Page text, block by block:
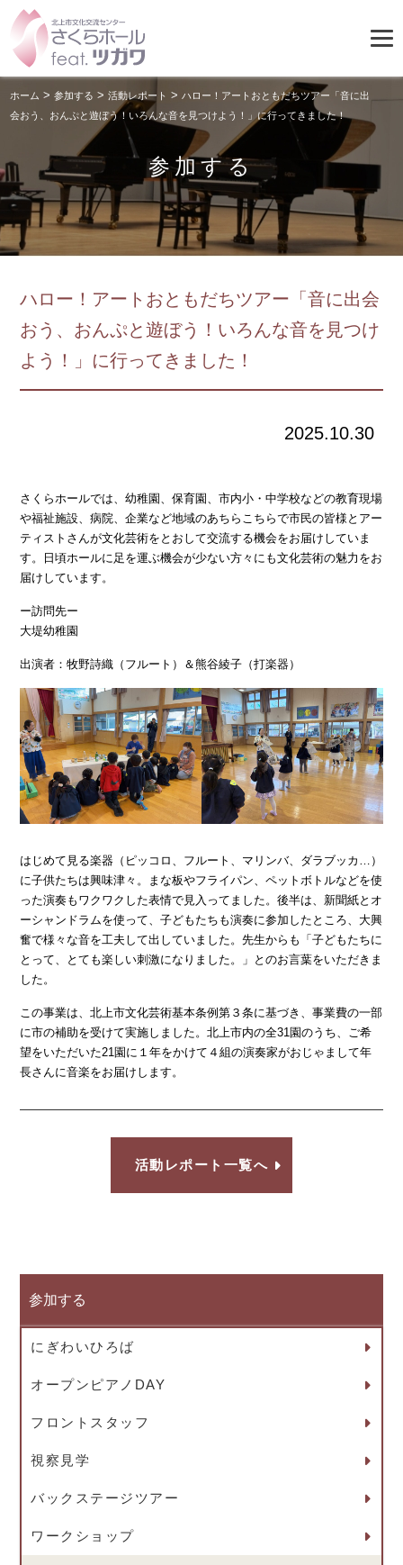
参加する
ホーム >参加する >活動レポート >ハロー！アートおともだちツアー「音に出
会おう、おんぷと遊ぼう！いろんな音を見つけよう！」に行ってきました！
参加する
にぎわいひろば
オープンピアノDAY
フロントスタッフ
視察見学
バックステージツアー
ワークショップ
ハロー！アートおともだちツアー「音に出会
おう、おんぷと遊ぼう！いろんな音を見つけ
よう！」に行ってきました！
2025.10.30
さくらホールでは、幼稚園、保育園、市内小・中学校などの教育現場
や福祉施設、病院、企業など地域のあちらこちらで市民の皆様とアー
ティストさんが文化芸術をとおして交流する機会をお届けしていま
す。日頃ホールに足を運ぶ機会が少ない方々にも文化芸術の魅力をお
届けしています。
ー訪問先ー
大堤幼稚園
出演者：牧野詩織（フルート）＆熊谷綾子（打楽器）
はじめて見る楽器（ピッコロ、フルート、マリンバ、ダラブッカ…）
に子供たちは興味津々。まな板やフライパン、ペットボトルなどを使
った演奏もワクワクした表情で見入ってました。後半は、新聞紙とオ
ーシャンドラムを使って、子どもたちも演奏に参加したところ、大興
奮で様々な音を工夫して出していました。先生からも「子どもたちに
とって、とても楽しい刺激になりました。」とのお言葉をいただきま
した。
この事業は、北上市文化芸術基本条例第３条に基づき、事業費の一部
に市の補助を受けて実施しました。北上市内の全31園のうち、ご希
望をいただいた21園に１年をかけて４組の演奏家がおじゃまして年
長さんに音楽をお届けします。
活動レポート一覧へ